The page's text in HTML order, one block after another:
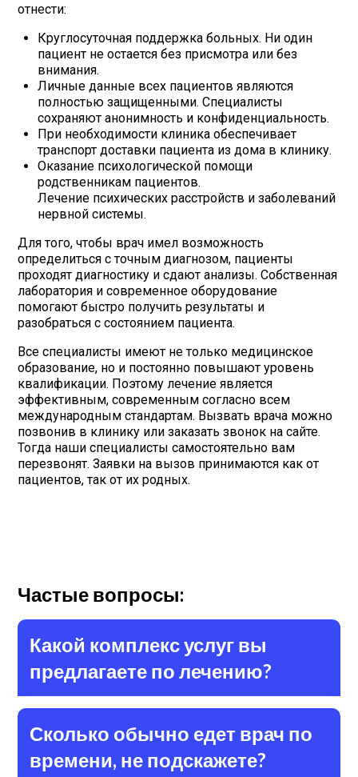
отнести:
Круглосуточная поддержка больных. Ни один
пациент не остается без присмотра или без
внимания.
Личные данные всех пациентов являются
полностью защищенными. Специалисты
сохраняют анонимность и конфиденциальность.
При необходимости клиника обеспечивает
транспорт доставки пациента из дома в клинику.
Оказание психологической помощи
родственникам пациентов.
Лечение психических расстройств и заболеваний
нервной системы.
Для того, чтобы врач имел возможность
определиться с точным диагнозом, пациенты
проходят диагностику и сдают анализы. Собственная
лаборатория и современное оборудование
помогают быстро получить результаты и
разобраться с состоянием пациента.
Все специалисты имеют не только медицинское
образование, но и постоянно повышают уровень
квалификации. Поэтому лечение является
эффективным, современным согласно всем
международным стандартам. Вызвать врача можно
позвонив в клинику или заказать звонок на сайте.
Тогда наши специалисты самостоятельно вам
перезвонят. Заявки на вызов принимаются как от
пациентов, так от их родных.
Частые вопросы:
Какой комплекс услуг вы
предлагаете по лечению?
Сколько обычно едет врач по
времени, не подскажете?